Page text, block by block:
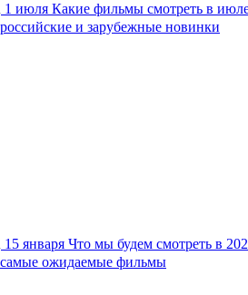
1 июля Какие фильмы смотреть в
российские и зарубежные новинки
15 января Что мы будем смотреть в
самые ожидаемые фильмы